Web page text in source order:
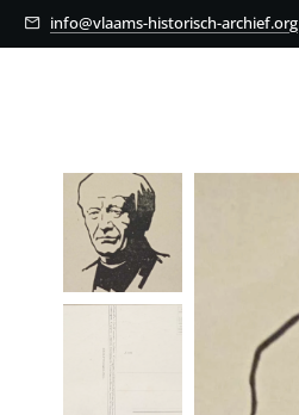
info@vlaams-historisch-archief.org